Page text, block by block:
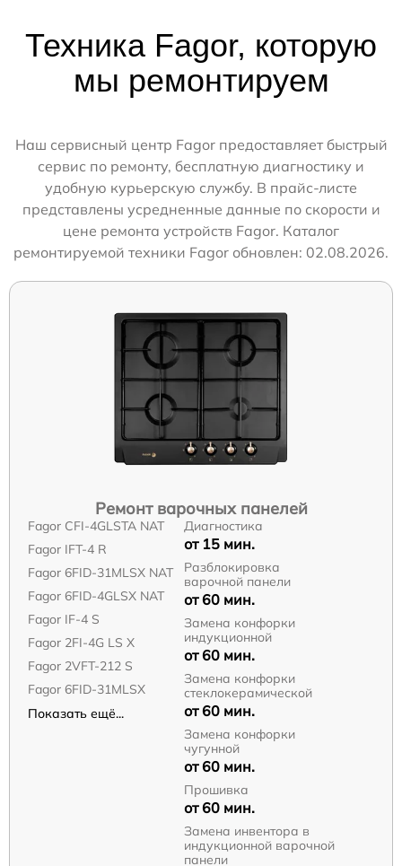
Техника Fagor, которую
мы ремонтируем
Наш сервисный центр Fagor предоставляет быстрый
сервис по ремонту, бесплатную диагностику и
удобную курьерскую службу. В прайс-листе
представлены усредненные данные по скорости и
цене ремонта устройств Fagor. Каталог
ремонтируемой техники Fagor обновлен: 02.08.2026.
Ремонт варочных панелей
Fagor CFI-4GLSTA NAT
Fagor IFT-4 R
Fagor 6FID-31MLSX NAT
Fagor 6FID-4GLSX NAT
Fagor IF-4 S
Fagor 2FI-4G LS X
Fagor 2VFT-212 S
Fagor 6FID-31MLSX
Показать ещё...
Диагностика
от 15 мин.
Разблокировка
варочной панели
от 60 мин.
Замена конфорки
индукционной
от 60 мин.
Замена конфорки
стеклокерамической
от 60 мин.
Замена конфорки
чугунной
от 60 мин.
Прошивка
от 60 мин.
Замена инвентора в
индукционной варочной
панели